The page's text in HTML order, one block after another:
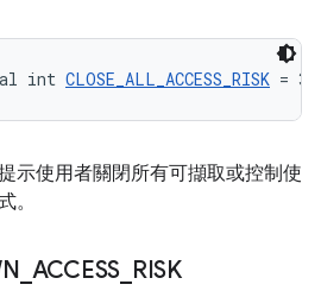
int CLOSE_ALL_ACCESS_RISK = 3
示使用者關閉所有可擷取或控制使
。
ACCESS RISK